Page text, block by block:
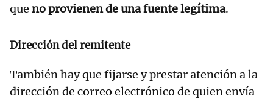
que no provienen de una fuente legítima.
Dirección del remitente
También hay que fijarse y prestar atención a la
dirección de correo electrónico de quien envía